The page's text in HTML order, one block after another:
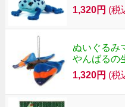
1,320円 (税
ぬいぐるみ
やんばるの
1,320円 (税